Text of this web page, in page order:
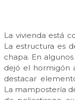
La vivienda está
La estructura es
chapa. En
dejó el hormigón
destacar
La mampostería